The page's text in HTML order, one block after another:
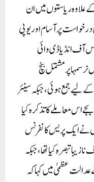
ریاستوں میں ان
پر آسام اور یوپی
آف انڈیا ڈی وائی
پر مشتمل بنچ
کے لیے جمع ہوئی، جبکہ سینئر
ایڈوکیٹ ابھیشیک منو سنگھوی نے دوپہر 2 بجے اس معاملے کا تذکرہ کیا
نے ایک پریس کانفرنس
تبصرہ کیا تھا، جبکہ
عظمیٰ میں کہا کہ